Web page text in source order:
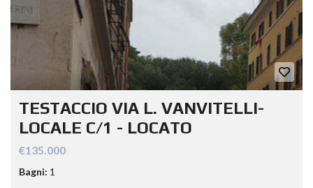
TESTACCIO VIA L. VANVITELLI-
LOCALE C/1 - LOCATO
€135.000
Bagni: 1